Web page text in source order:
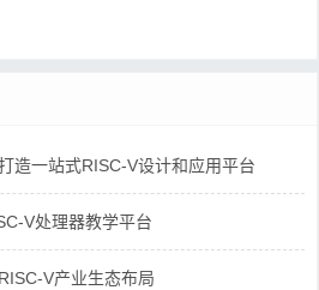
造一站式RISC-V设计和应用平台
V处理器教学平台
V产业生态布局